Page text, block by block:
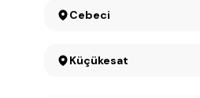
Cebeci
Küçükesat